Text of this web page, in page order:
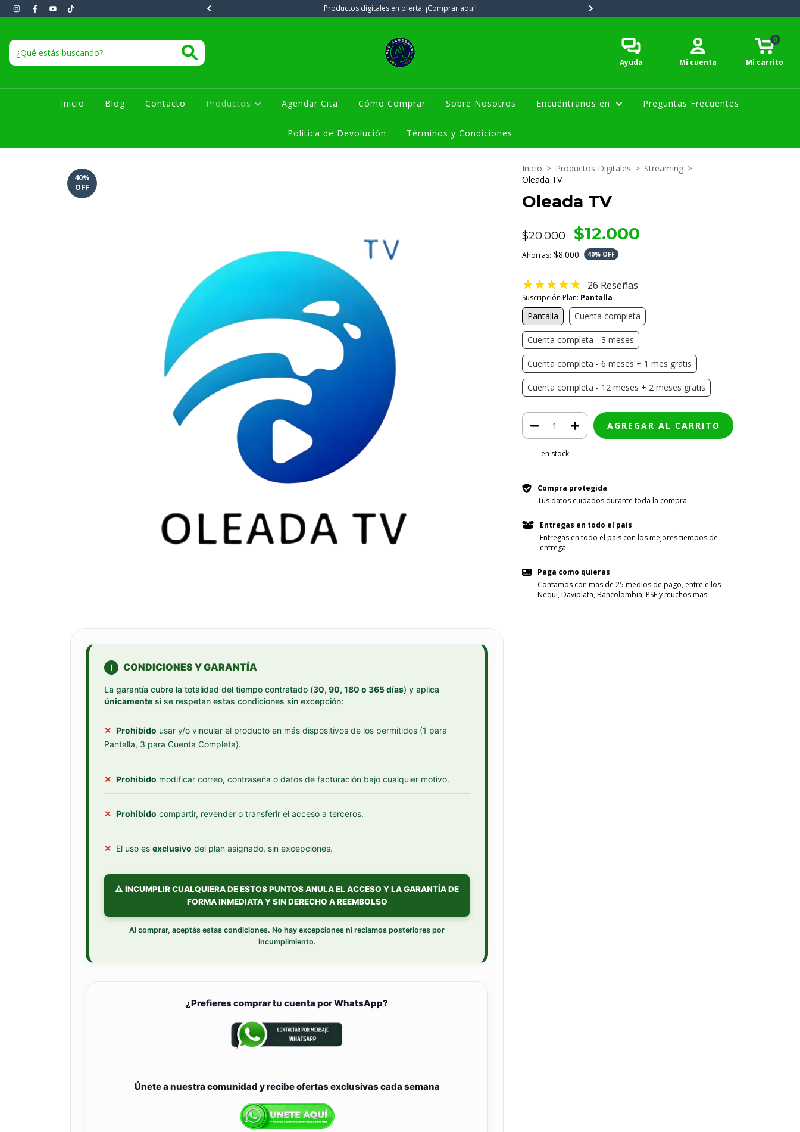
1 a 10 minutos. Productos digitales en oferta. ¡Comprar aquí!
Ayuda Mi cuenta Mi carrito
0
Inicio Blog Contacto Productos Agendar Cita Cómo Comprar Sobre Nosotros Encuéntranos en: Preguntas Frecuentes
Política de Devolución Términos y Condiciones
40%
OFF
! CONDICIONES Y GARANTÍA
La garantía cubre la totalidad del tiempo contratado (30, 90, 180 o 365 días) y aplica
únicamente si se respetan estas condiciones sin excepción:
✕ Prohibido usar y/o vincular el producto en más dispositivos de los permitidos (1 para
Pantalla, 3 para Cuenta Completa).
✕ Prohibido modificar correo, contraseña o datos de facturación bajo cualquier motivo.
✕ Prohibido compartir, revender o transferir el acceso a terceros.
✕ El uso es exclusivo del plan asignado, sin excepciones.
⚠️ INCUMPLIR CUALQUIERA DE ESTOS PUNTOS ANULA EL ACCESO Y LA GARANTÍA DE
FORMA INMEDIATA Y SIN DERECHO A REEMBOLSO
Al comprar, aceptás estas condiciones. No hay excepciones ni reclamos posteriores por
incumplimiento.
¿Prefieres comprar tu cuenta por WhatsApp?
Únete a nuestra comunidad y recibe ofertas exclusivas cada semana
Inicio > Productos Digitales > Streaming >
Oleada TV
Oleada TV
$20.000 $12.000
Ahorras: $8.000 40% OFF
26 Reseñas
Suscripción Plan: Pantalla
Pantalla Cuenta completa
Cuenta completa - 3 meses
Cuenta completa - 6 meses + 1 mes gratis
Cuenta completa - 12 meses + 2 meses gratis
en stock
Compra protegida
Tus datos cuidados durante toda la compra.
Entregas en todo el pais
Entregas en todo el pais con los mejores tiempos de
entrega
Paga como quieras
Contamos con mas de 25 medios de pago, entre ellos
Nequi, Daviplata, Bancolombia, PSE y muchos mas.